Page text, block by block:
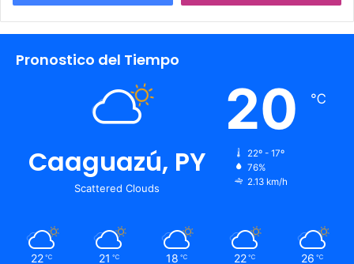
Pronostico del Tiempo
Caaguazú, PY
Scattered Clouds
20 ℃
22º - 17º
76%
2.13 km/h
22 ℃ 21 ℃ 18 ℃ 22 ℃ 26 ℃